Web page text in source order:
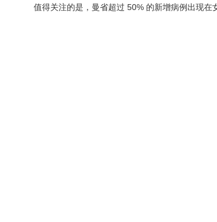
值得关注的是，曼省超过 50% 的新增病例出现在